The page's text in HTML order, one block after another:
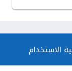
الاستخدام